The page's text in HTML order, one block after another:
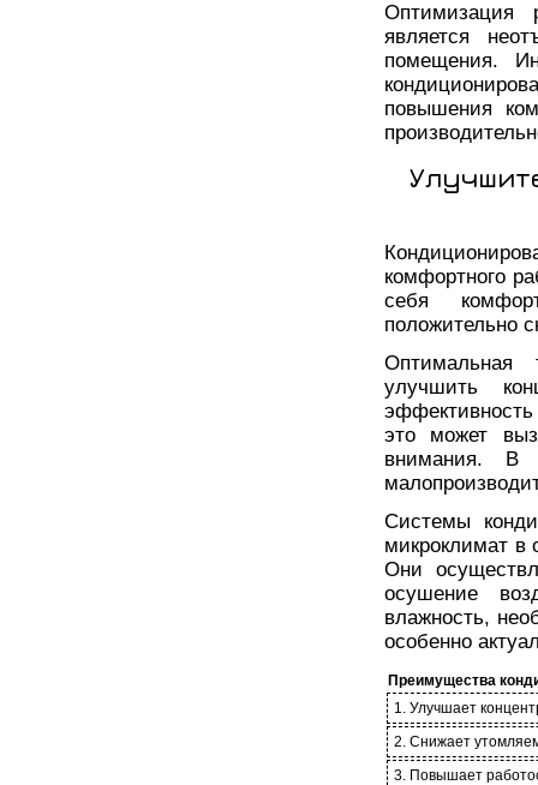
Оптимизация
является
помещения.
повышения
комфортного
себя
положительно
Оптимальная
улучшить
это может
внимания. В
Системы
микроклимат в
Они
осушение
влажность,
особенно
Преимущества
1. Улучшает
2. Снижает
3. Повышает